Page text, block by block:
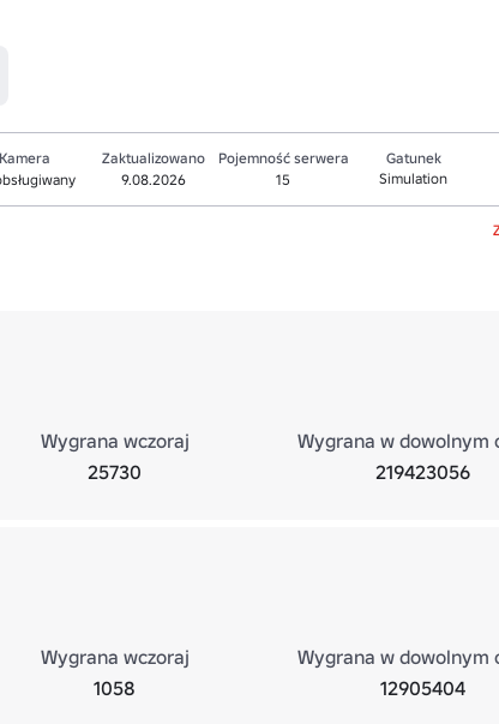
Kamera
Zaktualizowano
9.08.2026
Pojemność serwera
15
Gatunek
Simulation
Wygrana wczoraj
25730
Wygrana w dowolnym
219423056
Wygrana wczoraj
1058
Wygrana w dowolnym
12905404